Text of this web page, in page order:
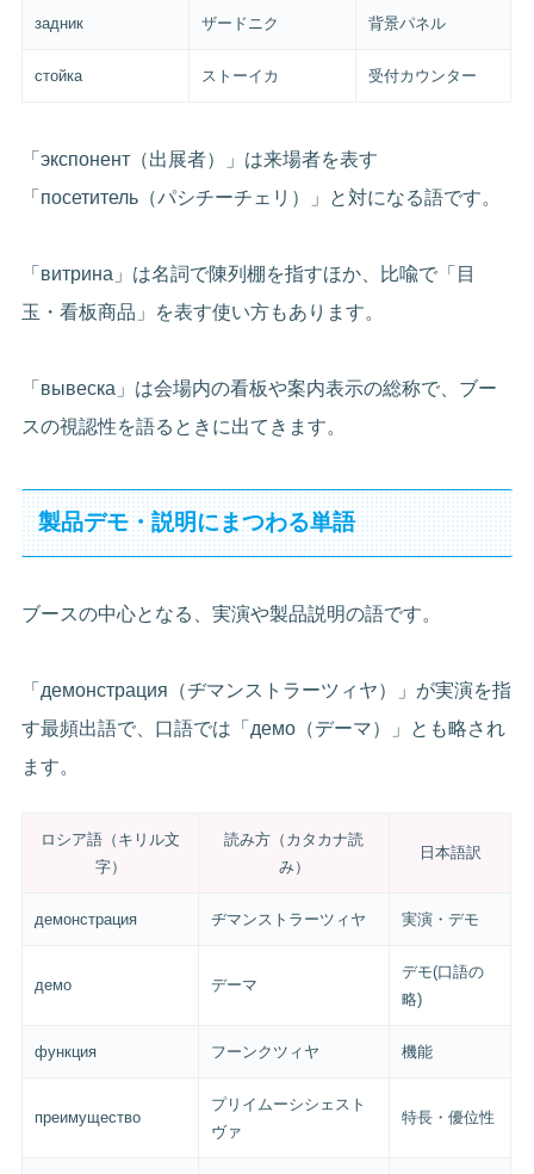
задник ザードニク 背景パネル
стойка ストーイカ 受付カウンター
「экспонент（出展者）」は来場者を表す
「посетитель（パシチーチェリ）」と対になる語です。
「витрина」は名詞で陳列棚を指すほか、比喩で「目
玉・看板商品」を表す使い方もあります。
「вывеска」は会場内の看板や案内表示の総称で、ブー
スの視認性を語るときに出てきます。
製品デモ・説明にまつわる単語
ブースの中心となる、実演や製品説明の語です。
「демонстрация（ヂマンストラーツィヤ）」が実演を指
す最頻出語で、口語では「демо（デーマ）」とも略され
ます。
ロシア語（キリル文
字）
読み方（カタカナ読
み）
日本語訳
демонстрация ヂマンストラーツィヤ 実演・デモ
демо デーマ
デモ(口語の
略)
функция フーンクツィヤ 機能
преимущество
プリイムーシシェスト
ヴァ
特長・優位性